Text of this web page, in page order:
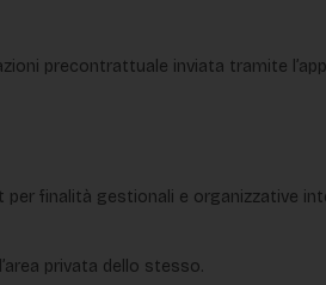
precontrattuale inviata tramite
per finalità gestionali e organizzative
privata dello stesso.